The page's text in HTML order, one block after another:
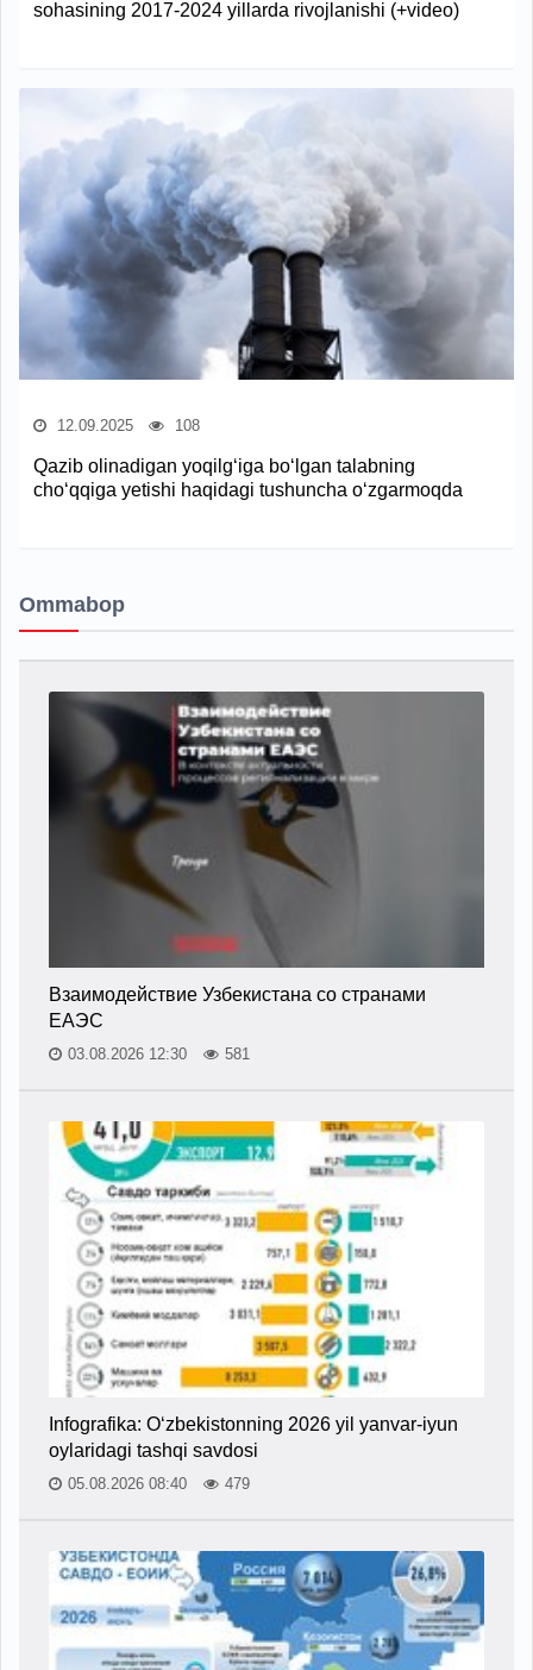
sohasining 2017-2024 yillarda rivojlanishi (+video)
12.09.2025 108
Qazib olinadigan yoqilg‘iga bo‘lgan talabning
cho‘qqiga yetishi haqidagi tushuncha o‘zgarmoqda
Ommabop
Взаимодействие Узбекистана со странами
ЕАЭС
03.08.2026 12:30 581
Infografika: O‘zbekistonning 2026 yil yanvar-iyun
oylaridagi tashqi savdosi
05.08.2026 08:40 479